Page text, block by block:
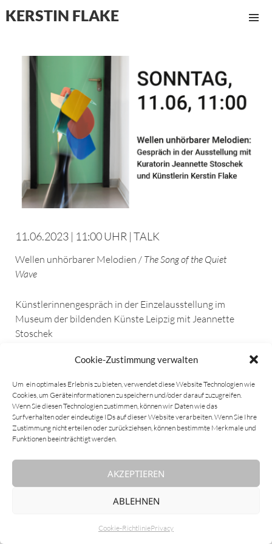
Cookie-Zustimmung verwalten
Um ein optimales Erlebnis zu bieten, verwendet diese Website Technologien wie
Cookies, um Geräteinformationen zu speichern und/oder darauf zuzugreifen.
Wenn Sie diesen Technologien zustimmen, können wir Daten wie das
Surfverhalten oder eindeutige IDs auf dieser Website verarbeiten. Wenn Sie Ihre
Zustimmung nicht erteilen oder zurückziehsen, können bestimmte Merkmale und
Funktionen beeinträchtigt werden.
AKZEPTIEREN
ABLEHNEN
Cookie-RichtliniePrivacy
KERSTIN FLAKE
11.06.2023 | 11:00 UHR | TALK
Wellen unhörbarer Melodien / The Song of the Quiet
Wave
Künstlerinnengespräch in der Einzelausstellung im
Museum der bildenden Künste Leipzig mit Jeannette
Stoschek
Unsteady Stages #2 (Detail) / 2022/23
im Rahmen des Artist-in-Residence Programms am Bauhaus
Dessau unter Verwendung von Walter Gropius, Architektur ©
VG Bild-Kunst, Bonn